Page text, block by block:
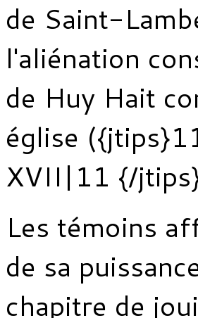
de Saint-
l'aliénation
de Huy Hait
église
XVII|11 {/
Les témoins
de sa
chapitre de